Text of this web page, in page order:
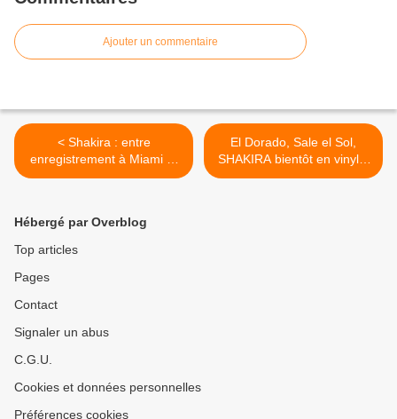
Ajouter un commentaire
< Shakira : entre
enregistrement à Miami et
voyage à Barranquilla.
El Dorado, Sale el Sol,
SHAKIRA bientôt en vinyle.
>
Hébergé par Overblog
Top articles
Pages
Contact
Signaler un abus
C.G.U.
Cookies et données personnelles
Préférences cookies